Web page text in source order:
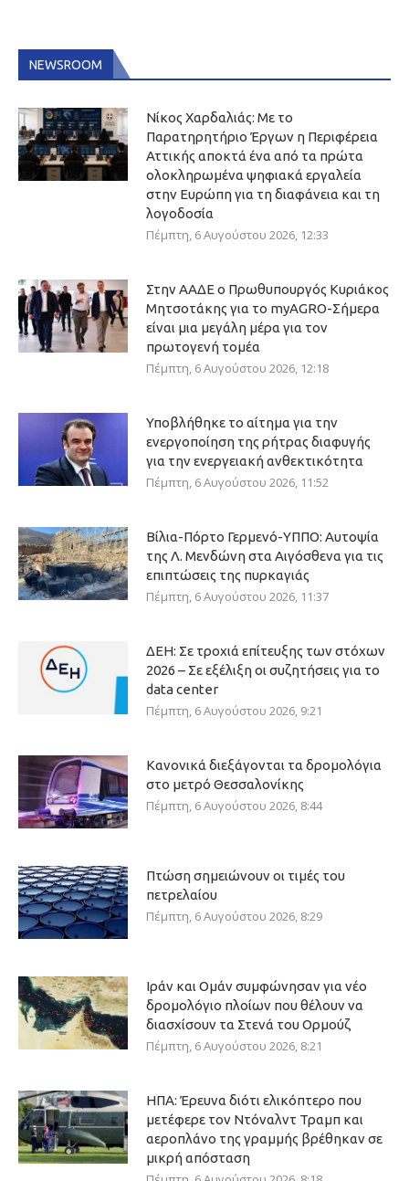
NEWSROOM
Νίκος Χαρδαλιάς: Με το
Παρατηρητήριο Έργων η Περιφέρεια
Αττικής αποκτά ένα από τα πρώτα
ολοκληρωμένα ψηφιακά εργαλεία
στην Ευρώπη για τη διαφάνεια και τη
λογοδοσία
Πέμπτη, 6 Αυγούστου 2026, 12:33
Στην ΑΑΔΕ ο Πρωθυπουργός Κυριάκος
Μητσοτάκης για το myAGRO-Σήμερα
είναι μια μεγάλη μέρα για τον
πρωτογενή τομέα
Πέμπτη, 6 Αυγούστου 2026, 12:18
Υποβλήθηκε το αίτημα για την
ενεργοποίηση της ρήτρας διαφυγής
για την ενεργειακή ανθεκτικότητα
Πέμπτη, 6 Αυγούστου 2026, 11:52
Βίλια-Πόρτο Γερμενό-ΥΠΠΟ: Αυτοψία
της Λ. Μενδώνη στα Αιγόσθενα για τις
επιπτώσεις της πυρκαγιάς
Πέμπτη, 6 Αυγούστου 2026, 11:37
ΔΕΗ: Σε τροχιά επίτευξης των στόχων
2026 – Σε εξέλιξη οι συζητήσεις για το
data center
Πέμπτη, 6 Αυγούστου 2026, 9:21
Κανονικά διεξάγονται τα δρομολόγια
στο μετρό Θεσσαλονίκης
Πέμπτη, 6 Αυγούστου 2026, 8:44
Πτώση σημειώνουν οι τιμές του
πετρελαίου
Πέμπτη, 6 Αυγούστου 2026, 8:29
Ιράν και Ομάν συμφώνησαν για νέο
δρομολόγιο πλοίων που θέλουν να
διασχίσουν τα Στενά του Ορμούζ
Πέμπτη, 6 Αυγούστου 2026, 8:21
ΗΠΑ: Έρευνα διότι ελικόπτερο που
μετέφερε τον Ντόναλντ Τραμπ και
αεροπλάνο της γραμμής βρέθηκαν σε
μικρή απόσταση